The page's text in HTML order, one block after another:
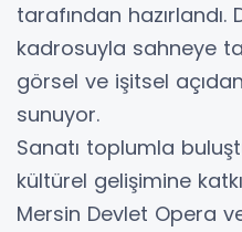
tarafından hazırlandı.
kadrosuyla sahneye
görsel ve işitsel
sunuyor.
Sanatı toplumla
kültürel gelişimine
Mersin Devlet Opera